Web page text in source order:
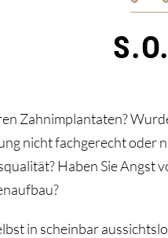
Zahnimplantaten?
nicht fachgerecht
Haben Sie
in scheinbar